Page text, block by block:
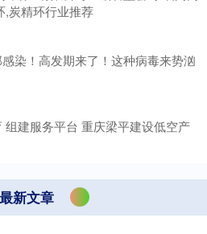
,炭精环行业推荐
染！高发期来了！这种病毒来势汹
建服务平台 重庆梁平建设低空产
最新文章